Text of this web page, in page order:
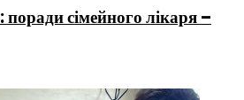
сімейного лікаря –